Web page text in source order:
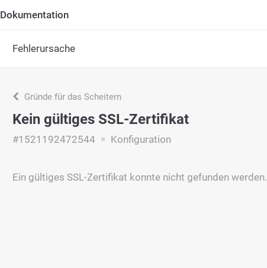
Dokumentation
Fehlerursache
Gründe für das Scheitern
Kein gültiges SSL-Zertifikat
#1521192472544 Konfiguration
Ein gültiges SSL-Zertifikat konnte nicht gefunden werden.